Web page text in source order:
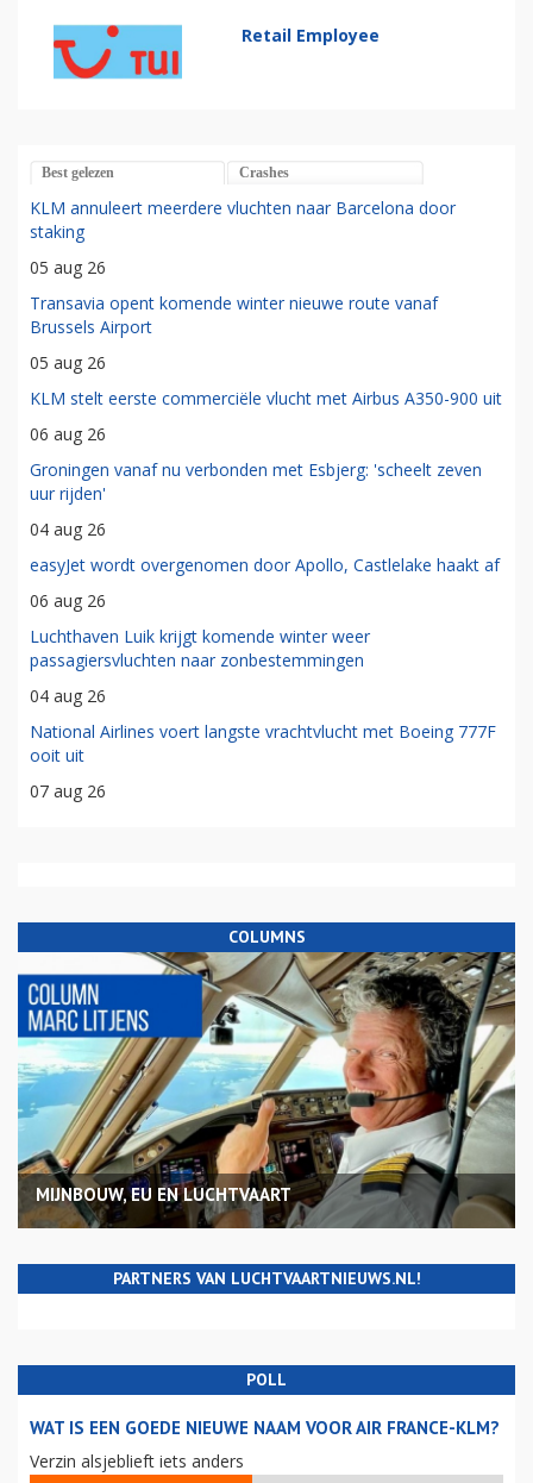
Retail Employee
Best gelezen Crashes
KLM annuleert meerdere vluchten naar Barcelona door
staking
05 aug 26
Transavia opent komende winter nieuwe route vanaf
Brussels Airport
05 aug 26
KLM stelt eerste commerciële vlucht met Airbus A350-900 uit
06 aug 26
Groningen vanaf nu verbonden met Esbjerg: 'scheelt zeven
uur rijden'
04 aug 26
easyJet wordt overgenomen door Apollo, Castlelake haakt af
06 aug 26
Luchthaven Luik krijgt komende winter weer
passagiersvluchten naar zonbestemmingen
04 aug 26
National Airlines voert langste vrachtvlucht met Boeing 777F
ooit uit
07 aug 26
COLUMNS
MIJNBOUW, EU EN LUCHTVAART
PARTNERS VAN LUCHTVAARTNIEUWS.NL!
POLL
WAT IS EEN GOEDE NIEUWE NAAM VOOR AIR FRANCE-KLM?
Verzin alsjeblieft iets anders